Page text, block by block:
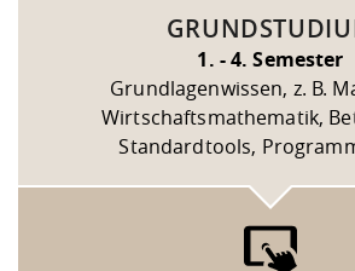
1. - 4. Semester
Grundlagenwissen, z. B.
Wirtschaftsmathematik,
Standardtools,